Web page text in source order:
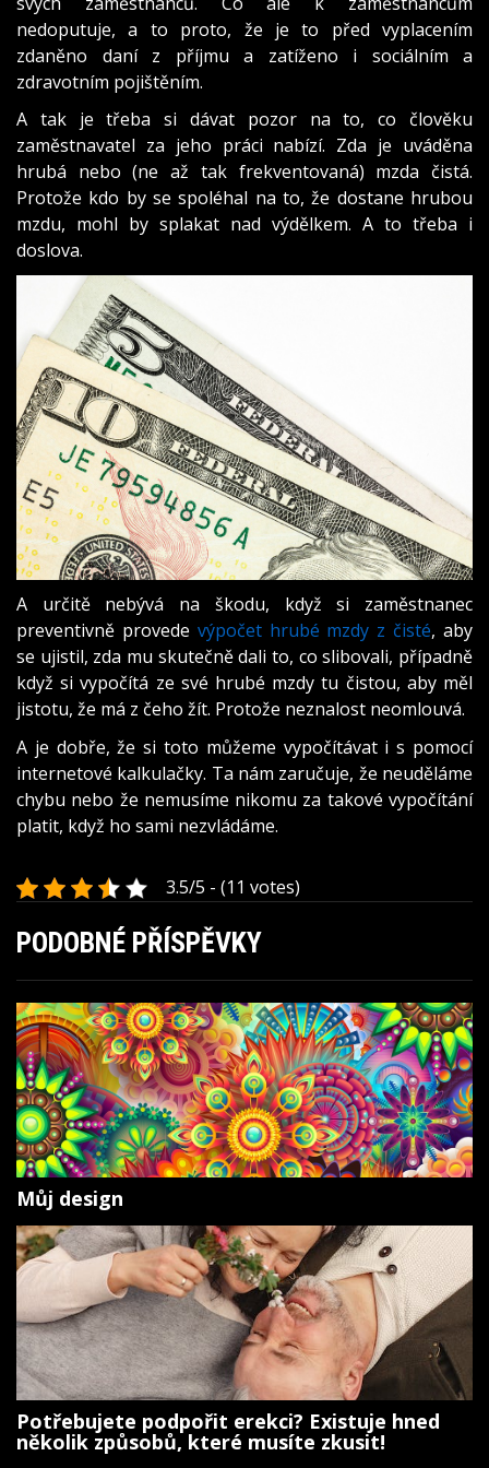
nedoputuje, a to proto, že je to před vyplacením
zdaněno daní z příjmu a zatíženo i sociálním a
zdravotním pojištěním.
A tak je třeba si dávat pozor na to, co člověku
zaměstnavatel za jeho práci nabízí. Zda je uváděna
hrubá nebo (ne až tak frekventovaná) mzda čistá.
Protože kdo by se spoléhal na to, že dostane hrubou
mzdu, mohl by splakat nad výdělkem. A to třeba i
doslova.
A určitě nebývá na škodu, když si zaměstnanec
preventivně provede výpočet hrubé mzdy z čisté, aby
se ujistil, zda mu skutečně dali to, co slibovali, případně
když si vypočítá ze své hrubé mzdy tu čistou, aby měl
jistotu, že má z čeho žít. Protože neznalost neomlouvá.
A je dobře, že si toto můžeme vypočítávat i s pomocí
internetové kalkulačky. Ta nám zaručuje, že neuděláme
chybu nebo že nemusíme nikomu za takové vypočítání
platit, když ho sami nezvládáme.
3.5/5 - (11 votes)
PODOBNÉ PŘÍSPĚVKY
Můj design
Potřebujete podpořit erekci? Existuje hned
několik způsobů, které musíte zkusit!